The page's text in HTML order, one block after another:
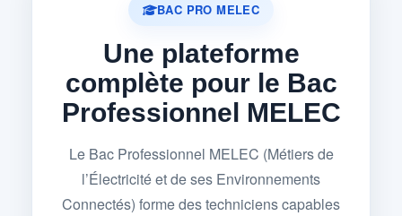
BAC PRO MELEC
Une plateforme
complète pour le Bac
Professionnel MELEC
Le Bac Professionnel MELEC (Métiers de
l’Électricité et de ses Environnements
Connectés) forme des techniciens capables